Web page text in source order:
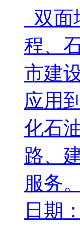
双面
程、
市建
应用
化石
路、
服务
日期